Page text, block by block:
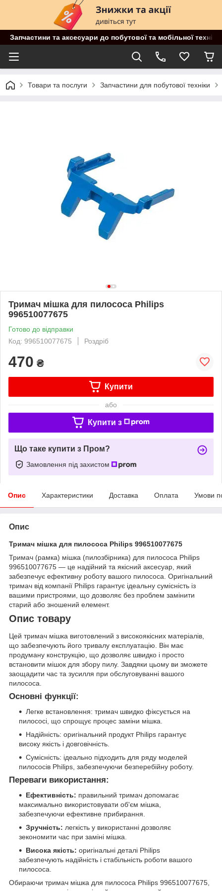
Запчастини та аксесуари до побутової та мобільної
Товари та послуги Запчастини для побутової техніки
Тримач мішка для пилососа Philips
996510077675
Готово до відправки
Код: 996510077675
Роздріб
470 ₴
Купити
або
Купити з
Що таке купити з Пром?
Замовлення під захистом
Опис Характеристики Доставка Оплата Умови
Опис
Тримач мішка для пилососа Philips 996510077675
Тримач (рамка) мішка (пилозбірника) для пилососа Philips
996510077675 — це надійний та якісний аксесуар, який
забезпечує ефективну роботу вашого пилососа. Оригінальний
тримач від компанії Philips гарантує ідеальну сумісність із
вашими пристроями, що дозволяє без проблем замінити
старий або зношений елемент.
Опис товару
Цей тримач мішка виготовлений з високоякісних матеріалів,
що забезпечують його тривалу експлуатацію. Він має
продуману конструкцію, що дозволяє швидко і просто
встановити мішок для збору пилу. Завдяки цьому ви зможете
заощадити час та зусилля при обслуговуванні вашого
пилососа.
Основні функції:
Легке встановлення: тримач швидко фіксується на
пилососі, що спрощує процес заміни мішка.
Надійність: оригінальний продукт Philips гарантує
високу якість і довговічність.
Сумісність: ідеально підходить для ряду моделей
пилососів Philips, забезпечуючи безперебійну роботу.
Переваги використання:
Ефективність: правильний тримач допомагає
максимально використовувати об'єм мішка,
забезпечуючи ефективне прибирання.
Зручність: легкість у використанні дозволяє
зекономити час при заміні мішка.
Висока якість: оригінальні деталі Philips
забезпечують надійність і стабільність роботи вашого
пилососа.
Обираючи тримач мішка для пилососа Philips 996510077675,